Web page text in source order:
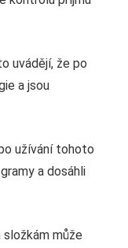
uvádějí, že po
a jsou
užívání tohoto
a dosáhli
může